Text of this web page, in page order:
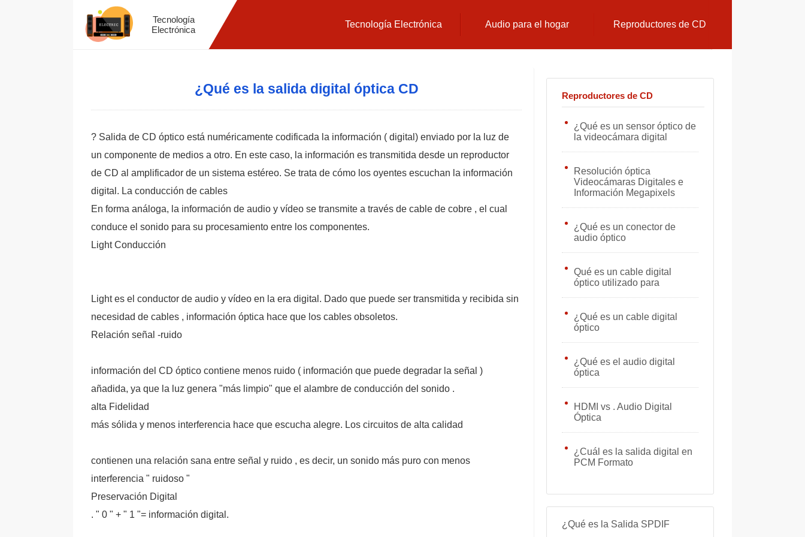
Tecnología
Electrónica
Tecnología Electrónica Audio para el hogar Reproductores de CD
¿Qué es la salida digital óptica CD
? Salida de CD óptico está numéricamente codificada la información ( digital) enviado por la luz de
un componente de medios a otro. En este caso, la información es transmitida desde un reproductor
de CD al amplificador de un sistema estéreo. Se trata de cómo los oyentes escuchan la información
digital. La conducción de cables
En forma análoga, la información de audio y vídeo se transmite a través de cable de cobre , el cual
conduce el sonido para su procesamiento entre los componentes.
Light Conducción
Light es el conductor de audio y vídeo en la era digital. Dado que puede ser transmitida y recibida sin
necesidad de cables , información óptica hace que los cables obsoletos.
Relación señal -ruido
información del CD óptico contiene menos ruido ( información que puede degradar la señal )
añadida, ya que la luz genera "más limpio" que el alambre de conducción del sonido .
alta Fidelidad
más sólida y menos interferencia hace que escucha alegre. Los circuitos de alta calidad
contienen una relación sana entre señal y ruido , es decir, un sonido más puro con menos
interferencia " ruidoso "
Preservación Digital
. " 0 " + " 1 "= información digital.
Reproductores de CD
¿Qué es un sensor óptico de
la videocámara digital
Resolución óptica
Videocámaras Digitales e
Información Megapixels
¿Qué es un conector de
audio óptico
Qué es un cable digital
óptico utilizado para
¿Qué es un cable digital
óptico
¿Qué es el audio digital
óptica
HDMI vs . Audio Digital
Óptica
¿Cuál es la salida digital en
PCM Formato
¿Qué es la Salida SPDIF